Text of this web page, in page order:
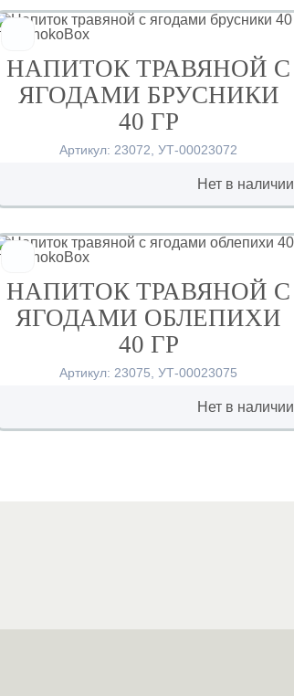
НАПИТОК ТРАВЯНОЙ С
ЯГОДАМИ БРУСНИКИ
40 ГР
Артикул: 23072 ,УТ-00023072
Нет в наличии
НАПИТОК ТРАВЯНОЙ С
ЯГОДАМИ ОБЛЕПИХИ
40 ГР
Артикул: 23075 ,УТ-00023075
Нет в наличии